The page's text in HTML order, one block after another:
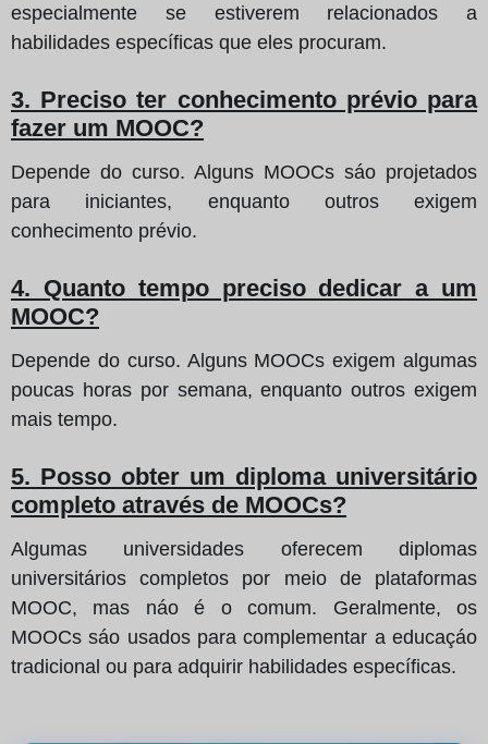
especialmente se estiverem relacionados a
habilidades específicas que eles procuram.
3. Preciso ter conhecimento prévio para
fazer um MOOC?
Depende do curso. Alguns MOOCs sáo projetados
para iniciantes, enquanto outros exigem
conhecimento prévio.
4. Quanto tempo preciso dedicar a um
MOOC?
Depende do curso. Alguns MOOCs exigem algumas
poucas horas por semana, enquanto outros exigem
mais tempo.
5. Posso obter um diploma universitário
completo através de MOOCs?
Algumas universidades oferecem diplomas
universitários completos por meio de plataformas
MOOC, mas náo é o comum. Geralmente, os
MOOCs sáo usados para complementar a educaçáo
tradicional ou para adquirir habilidades específicas.